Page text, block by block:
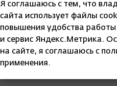
Я соглашаюсь с тем, что
сайта использует файлы
повышения удобства работы
и сервис Яндекс.Метрика.
на сайте, я соглашаюсь с
применения.